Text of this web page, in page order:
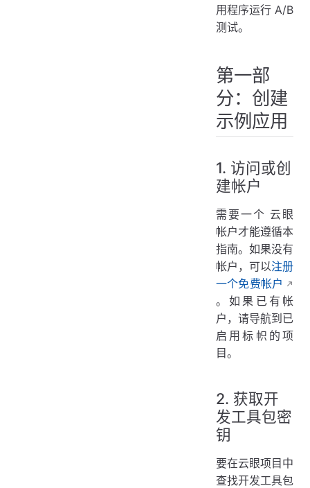
1. 添加事件跟踪
5. 运行 A/B 测试
6. 查看 A/B 测试结果
7. 工作原理
用程序运行 A/B
测试。
第一部
分：创建
示例应用
1. 访问或创
建帐户
需要一个 云眼
帐户才能遵循本
指南。如果没有
帐户，可以注册
一个免费帐户
。如果已有帐
户，请导航到已
启用标帜的项
目。
2. 获取开
发工具包密
钥
要在云眼项目中
查找开发工具包